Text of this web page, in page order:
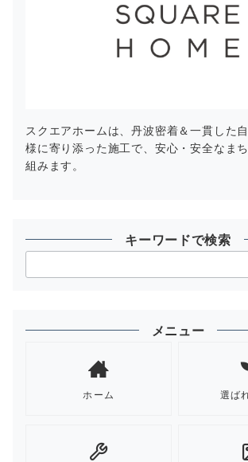
スクエアホームは、丹波密着＆一貫した
様に寄り添った施工で、安心・安全なま
組みます。
キーワードで検索
索：
メニュー
ホーム 選ば